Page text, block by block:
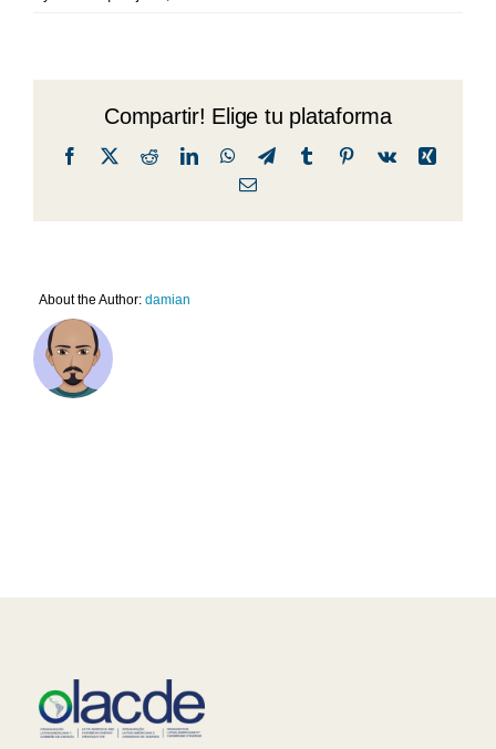
Compartir! Elige tu plataforma
Facebook
X RedditLinkedInWhatsApp
TelegramTumblrPinterest
Vk
Xing
Email
About the Author: damian